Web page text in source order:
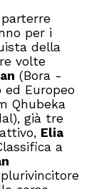
per i
della
volte
(Bora -
ed Europeo
Qhubeka
già tre
Elia
a